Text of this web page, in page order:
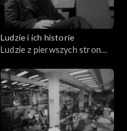
Ludzie i ich historie
Ludzie z pierwszych stron